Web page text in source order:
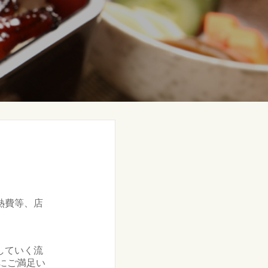
費等、店
ていく流
ご満足い